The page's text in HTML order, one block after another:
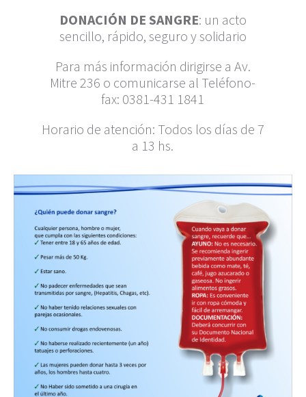
DONACIÓN DE SANGRE: un acto
sencillo, rápido, seguro y solidario
Para más información dirigirse a Av.
Mitre 236 o comunicarse al Teléfono-
fax: 0381-431 1841
Horario de atención: Todos los días de 7
a 13 hs.